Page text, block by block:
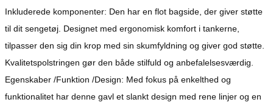
Inkluderede komponenter: Den har en flot bagside, der giver støtte
til dit sengetøj. Designet med ergonomisk komfort i tankerne,
tilpasser den sig din krop med sin skumfyldning og giver god støtte.
Kvalitetspolstringen gør den både stilfuld og anbefalelsesværdig.
Egenskaber /Funktion /Design: Med fokus på enkelthed og
funktionalitet har denne gavl et slankt design med rene linjer og en